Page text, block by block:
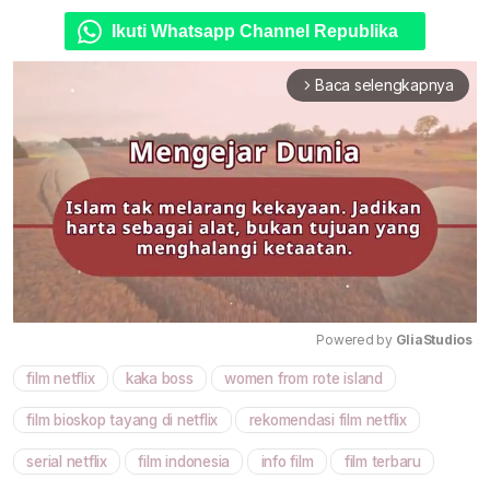
Ikuti Whatsapp Channel Republika
arrow_forward_ios Baca selengkapnya
Powered by GliaStudios
film netflix kaka boss women from rote island
film bioskop tayang di netflix rekomendasi film netflix
serial netflix film indonesia info film film terbaru